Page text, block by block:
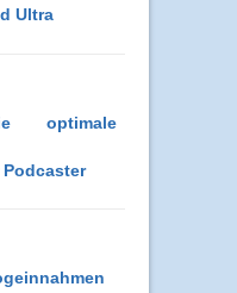
Ultra
optimale